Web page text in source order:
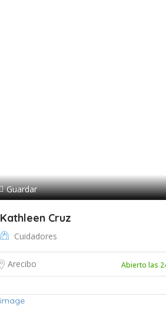
Guardar
Kathleen Cruz
Cuidadores
Arecibo Abierto las